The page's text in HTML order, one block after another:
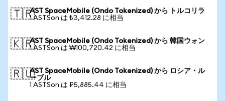
🇹🇷AST SpaceMobile (Ondo Tokenized) から トルコリラ
1 ASTSon は ₺3,412.28 に相当
🇰🇷AST SpaceMobile (Ondo Tokenized) から 韓国ウォン
1 ASTSon は ₩100,720.42 に相当
🇷🇺AST SpaceMobile (Ondo Tokenized) から ロシア・ル
ーブル
1 ASTSon は ₽5,885.44 に相当